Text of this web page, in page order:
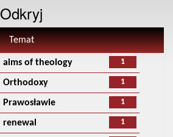
Odkryj
Temat
1
aims of theology
1
Orthodoxy
1
Prawosławie
1
renewal